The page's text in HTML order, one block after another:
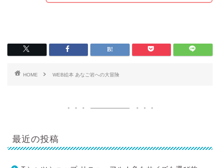
HOME WEB絵本 あなご岩への大冒険
最近の投稿